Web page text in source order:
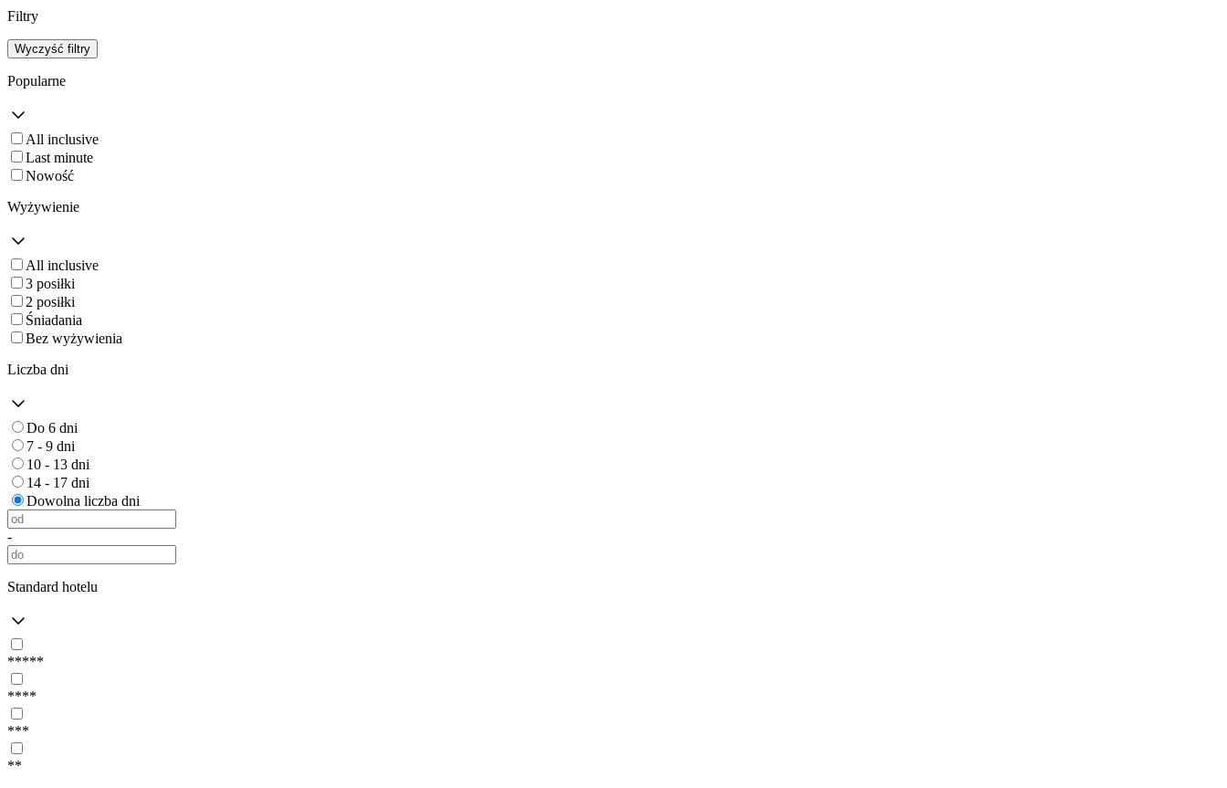
Filtry
Wyczyść filtry
Popularne
All inclusive
Last minute
Nowość
Wyżywienie
All inclusive
3 posiłki
2 posiłki
Śniadania
Bez wyżywienia
Liczba dni
Do 6 dni
7 - 9 dni
10 - 13 dni
14 - 17 dni
Dowolna liczba dni
-
Standard hotelu
*****
****
***
**